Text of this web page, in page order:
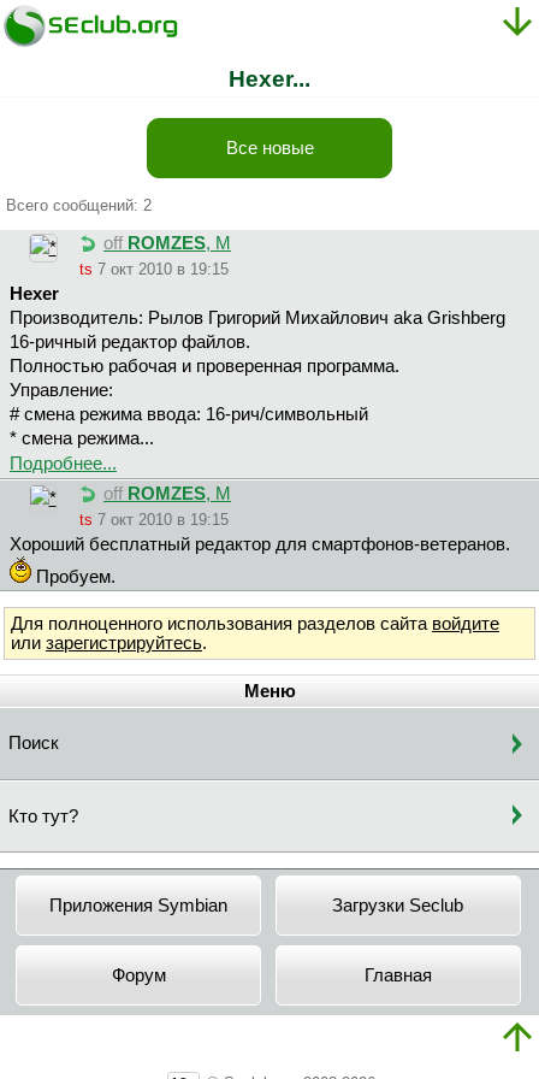
Hexer...
Все новые
Всего сообщений: 2
off ROMZES, М
ts 7 окт 2010 в 19:15
Hexer
Производитель: Рылов Григорий Михайлович aka Grishberg
16-ричный редактор файлов.
Полностью рабочая и проверенная программа.
Управление:
# смена режима ввода: 16-рич/символьный
* смена режима...
Подробнее...
off ROMZES, М
ts 7 окт 2010 в 19:15
Хороший бесплатный редактор для смартфонов-ветеранов.
Пробуем.
Для полноценного использования разделов сайта войдите
или зарегистрируйтесь.
Меню
Поиск
Кто тут?
Приложения Symbian Загрузки Seclub
Форум Главная